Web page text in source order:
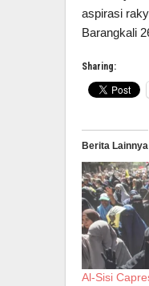
aspirasi
Barangkali
Sharing:
Berita Lainnya
Al-Sisi